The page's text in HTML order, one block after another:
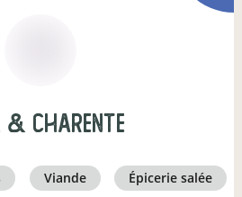
& Charente
viande épicerie salée